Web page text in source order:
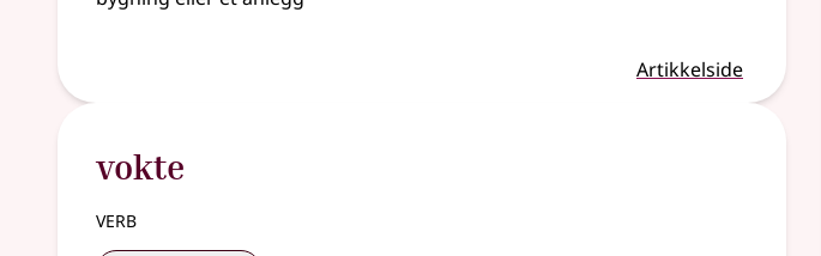
Artikkelside
vokte
verb